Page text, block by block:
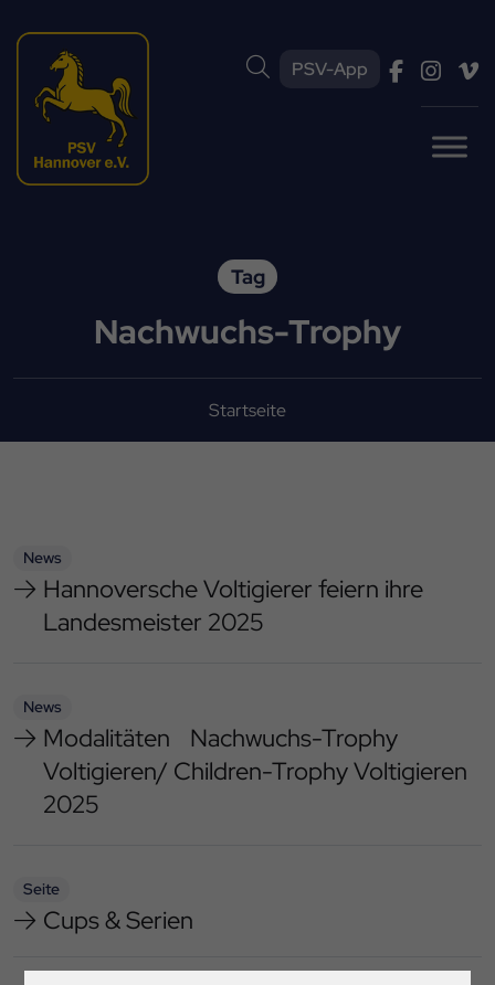
PSV-App
Tag
Nachwuchs-Trophy
Startseite
News
Hannoversche Voltigierer feiern ihre
Landesmeister 2025
News
Modalitäten Nachwuchs-Trophy
Voltigieren/ Children-Trophy Voltigieren
2025
Seite
Cups & Serien